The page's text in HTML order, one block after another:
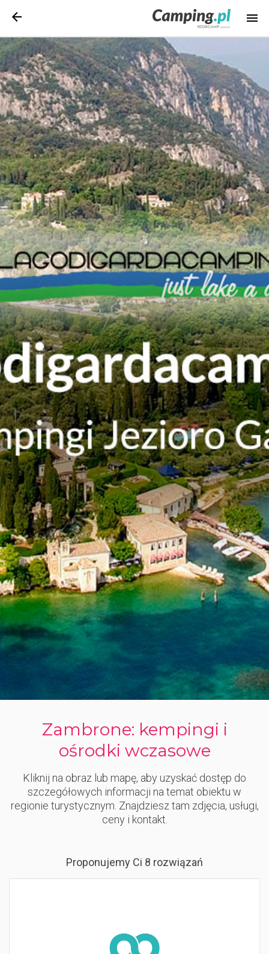
Zambrone: kempingi i
ośrodki wczasowe
Kliknij na obraz lub mapę, aby uzyskać dostęp do
szczegółowych informacji na temat obiektu w
regionie turystycznym. Znajdziesz tam zdjęcia, usługi,
ceny i kontakt.
Proponujemy Ci 8 rozwiązań